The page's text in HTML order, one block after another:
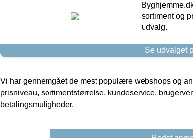
sortiment og
udvalg.
Se udvalget
Vi har gennemgået de mest populære webshops og
prisniveau, sortimentstørrelse, kundeservice,
betalingsmuligheder.